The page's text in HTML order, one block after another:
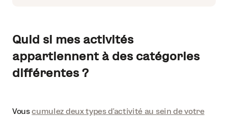
Quid si mes activités
appartiennent à des catégories
différentes ?
Vouscumulez deux types d’activité au sein de votre